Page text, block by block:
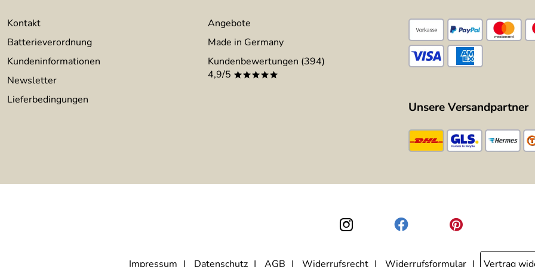
Kontakt
Batterieverordnung
Kundeninformationen
Newsletter
Lieferbedingungen
Angebote
Made in Germany
Kundenbewertungen (394)
4,9/5 *****
Unsere Versandpartner
Impressum Datenschutz AGB Widerrufsrecht Widerrufsformular Vertrag